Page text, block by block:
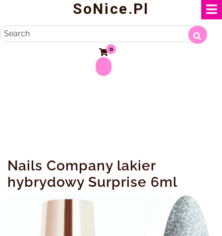
content
SoNice.pl
Search
0
Nails Company lakier
hybrydowy Surprise 6ml